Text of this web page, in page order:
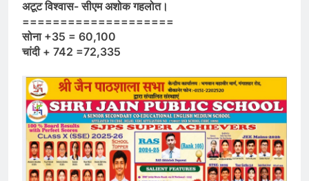
अटूट विश्वास- सीएम अशोक गहलोत।
====================
सोना +35 = 60,100
चांदी + 742 =72,335